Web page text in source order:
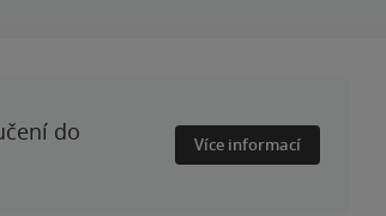
do
Více informací